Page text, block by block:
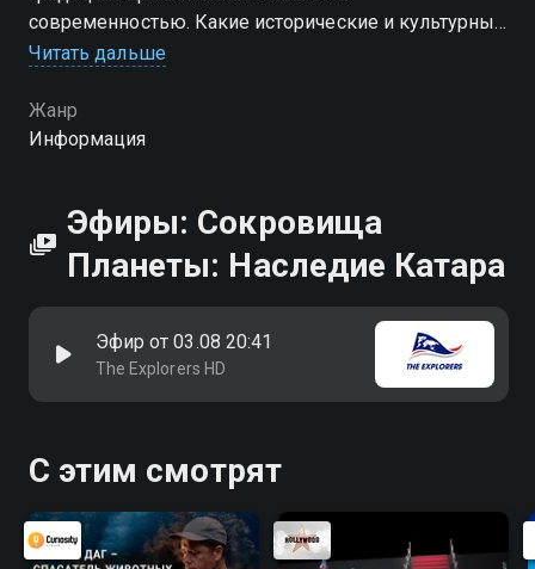
современностью. Какие исторические и культурные
сокровища хранят её земли?
Читать дальше
Жанр
Информация
Эфиры: Сокровища
Планеты: Наследие Катара
Эфир от 03.08 20:41
The Explorers HD
С этим смотрят